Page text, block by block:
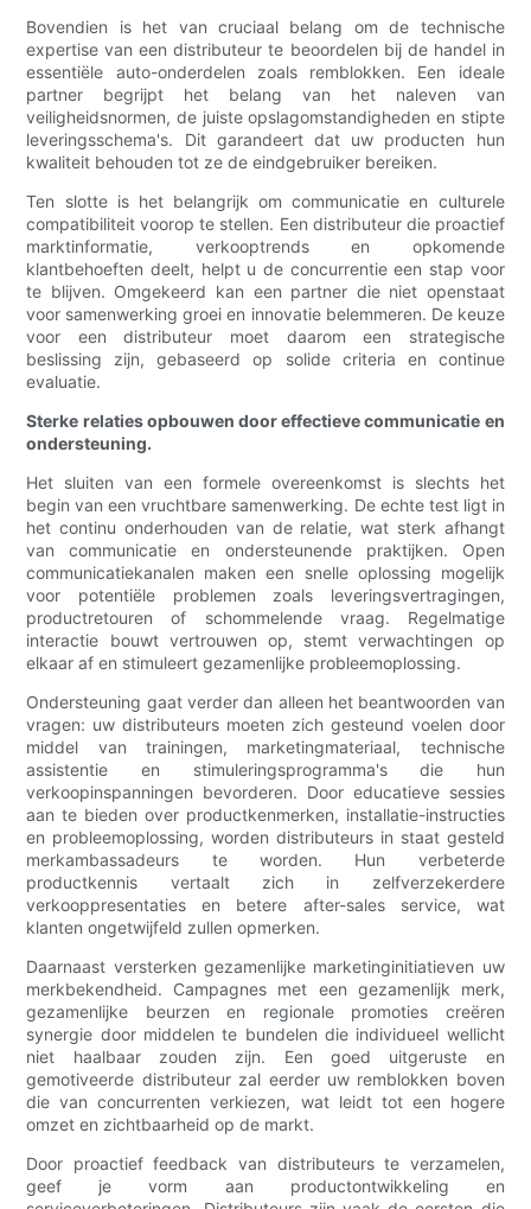
Bovendien is het van cruciaal belang om de technische
expertise van een distributeur te beoordelen bij de handel in
essentiële auto-onderdelen zoals remblokken. Een ideale
partner begrijpt het belang van het naleven van
veiligheidsnormen, de juiste opslagomstandigheden en stipte
leveringsschema's. Dit garandeert dat uw producten hun
kwaliteit behouden tot ze de eindgebruiker bereiken.
Ten slotte is het belangrijk om communicatie en culturele
compatibiliteit voorop te stellen. Een distributeur die proactief
marktinformatie, verkooptrends en opkomende
klantbehoeften deelt, helpt u de concurrentie een stap voor
te blijven. Omgekeerd kan een partner die niet openstaat
voor samenwerking groei en innovatie belemmeren. De keuze
voor een distributeur moet daarom een ​​strategische
beslissing zijn, gebaseerd op solide criteria en continue
evaluatie.
Sterke relaties opbouwen door effectieve communicatie en
ondersteuning.
Het sluiten van een formele overeenkomst is slechts het
begin van een vruchtbare samenwerking. De echte test ligt in
het continu onderhouden van de relatie, wat sterk afhangt
van communicatie en ondersteunende praktijken. Open
communicatiekanalen maken een snelle oplossing mogelijk
voor potentiële problemen zoals leveringsvertragingen,
productretouren of schommelende vraag. Regelmatige
interactie bouwt vertrouwen op, stemt verwachtingen op
elkaar af en stimuleert gezamenlijke probleemoplossing.
Ondersteuning gaat verder dan alleen het beantwoorden van
vragen: uw distributeurs moeten zich gesteund voelen door
middel van trainingen, marketingmateriaal, technische
assistentie en stimuleringsprogramma's die hun
verkoopinspanningen bevorderen. Door educatieve sessies
aan te bieden over productkenmerken, installatie-instructies
en probleemoplossing, worden distributeurs in staat gesteld
merkambassadeurs te worden. Hun verbeterde
productkennis vertaalt zich in zelfverzekerdere
verkooppresentaties en betere after-sales service, wat
klanten ongetwijfeld zullen opmerken.
Daarnaast versterken gezamenlijke marketinginitiatieven uw
merkbekendheid. Campagnes met een gezamenlijk merk,
gezamenlijke beurzen en regionale promoties creëren
synergie door middelen te bundelen die individueel wellicht
niet haalbaar zouden zijn. Een goed uitgeruste en
gemotiveerde distributeur zal eerder uw remblokken boven
die van concurrenten verkiezen, wat leidt tot een hogere
omzet en zichtbaarheid op de markt.
Door proactief feedback van distributeurs te verzamelen,
geef je vorm aan productontwikkeling en